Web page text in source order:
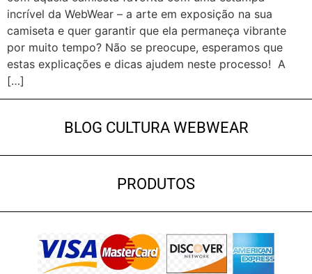
incrível da WebWear – a arte em exposição na sua
camiseta e quer garantir que ela permaneça vibrante
por muito tempo? Não se preocupe, esperamos que
estas explicações e dicas ajudem neste processo! A
[…]
BLOG CULTURA WEBWEAR
PRODUTOS